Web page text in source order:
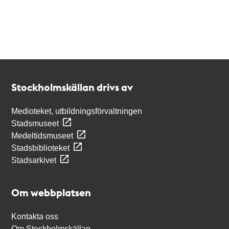
Stockholmskällan drivs av
Medioteket, utbildningsförvaltningen
Stadsmuseet
Medeltidsmuseet
Stadsbiblioteket
Stadsarkivet
Om webbplatsen
Kontakta oss